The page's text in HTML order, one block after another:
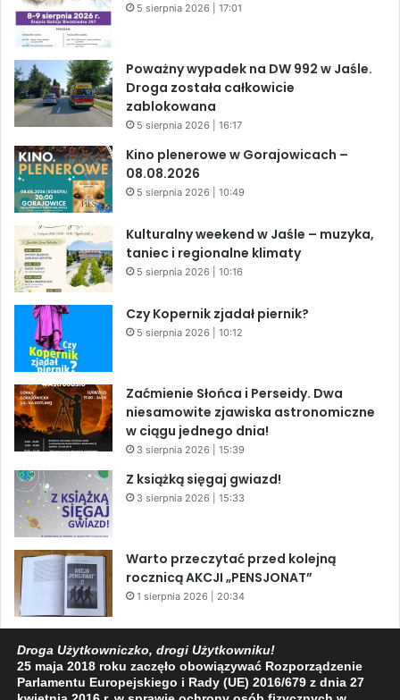
5 sierpnia 2026 | 17:01
Poważny wypadek na DW 992 w Jaśle.
Droga została całkowicie
zablokowana
5 sierpnia 2026 | 16:17
Kino plenerowe w Gorajowicach –
08.08.2026
5 sierpnia 2026 | 10:49
Kulturalny weekend w Jaśle – muzyka,
taniec i regionalne klimaty
5 sierpnia 2026 | 10:16
Czy Kopernik zjadał piernik?
5 sierpnia 2026 | 10:12
Zaćmienie Słońca i Perseidy. Dwa
niesamowite zjawiska astronomiczne
w ciągu jednego dnia!
3 sierpnia 2026 | 15:39
Z książką sięgaj gwiazd!
3 sierpnia 2026 | 15:33
Warto przeczytać przed kolejną
rocznicą AKCJI „PENSJONAT”
1 sierpnia 2026 | 20:34
31 lipca 2026 | 11:44
Droga Użytkowniczko, drogi Użytkowniku!
25 maja 2018 roku zaczęło obowiązywać Rozporządzenie
Parlamentu Europejskiego i Rady (UE) 2016/679 z dnia 27